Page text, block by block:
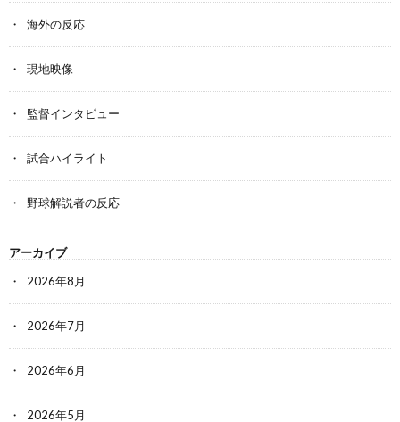
海外の反応
現地映像
監督インタビュー
試合ハイライト
野球解説者の反応
アーカイブ
2026年8月
2026年7月
2026年6月
2026年5月